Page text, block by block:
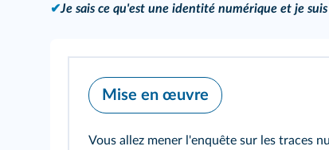
✔Je sais ce qu'est une identité numérique et je
Mise en œuvre
Vous allez mener l'enquête sur les traces